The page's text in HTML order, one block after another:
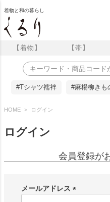
着物と和の暮らし
【着物】 【帯】
#Tシャツ襦袢 #麻楊柳きも
HOME ログイン
ログイン
会員登録が
メールアドレス